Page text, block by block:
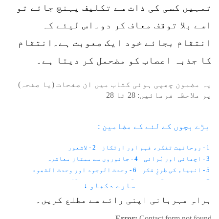
تمہیں کسی کی ذات سے تکلیف پہنچ جائے تو
اسے بلا توقف معاف کر دو۔اس لیئے کہ
انتقام بجائے خود ایک صعوبت ہے۔انتقام
کا جذبہ اعصاب کو مضحمل کر دیتا ہے۔
یہ مضمون چھپی ہوئی کتاب میں ان صفحات (یا صفحہ)
پر ملاحظہ فرمائیں: 28 تا 28
بڑے بچوں کے لئے کے مضامین :
1 - روحانیت تفکر، فہم اور ارتکاز
2 - لاشعور
3 - اچھائی اور بُرائی
4 - جانوروں سے ممتاز معاشرہ
5 - انبیاء کی طرزِ فکر
6 - وحدت الوجود اور وحدت الشھود
7 - اختیارات
8 - نائب 9 - نفس کی پہچان
10 - ذات کی اصل کیا ہے
13 - انسان ممتاز کیسے ؟
14 - فکر انسانی
سارے دکھاو ↓
براہِ مہربانی اپنی رائے سے مطلع کریں۔